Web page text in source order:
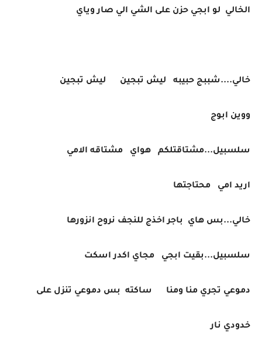
الخالي لو ابجي حزن على الشي الي صار وياي
خالي....شببج حبيبه ليش تبجين ليش تبجين
ووين ابوج
سلسبيل...مشتاقتلكم هواي مشتاقه الامي
اريد امي محتاجتها
خالي...بس هاي باجر اخذج للنجف نروح انزورها
سلسبيل...بقيت ابجي مجاي اكدر اسكت
دموعي تجري منا ومنا ساكته بس دموعي تنزل على
خدودي نار